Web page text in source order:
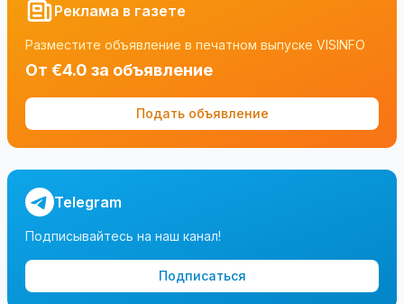
Реклама в газете
Разместите объявление в печатном выпуске VISINFO
От €4.0 за объявление
Подать объявление
Telegram
Подписывайтесь на наш канал!
Подписаться